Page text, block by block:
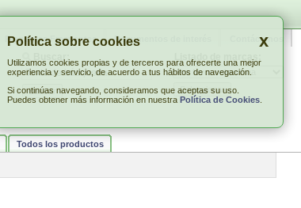
x
Política sobre cookies
Utilizamos cookies propias y de terceros para ofrecerte una mejor
experiencia y servicio, de acuerdo a tus hábitos de navegación.
Si continúas navegando, consideramos que aceptas su uso.
Puedes obtener más información en nuestra Política de Cookies
Preguntas Frecuentes Documentos de interés Contáctenos
Todos los productos